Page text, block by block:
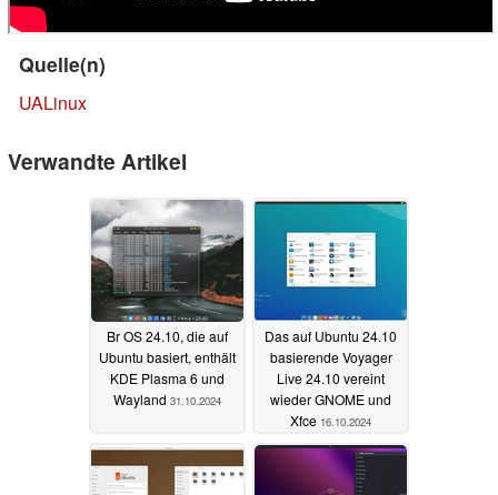
Quelle(n)
UALinux
Verwandte Artikel
Br OS 24.10, die auf
Ubuntu basiert, enthält
KDE Plasma 6 und
Wayland 31.10.2024
Das auf Ubuntu 24.10
basierende Voyager
Live 24.10 vereint
wieder GNOME und
Xfce 16.10.2024